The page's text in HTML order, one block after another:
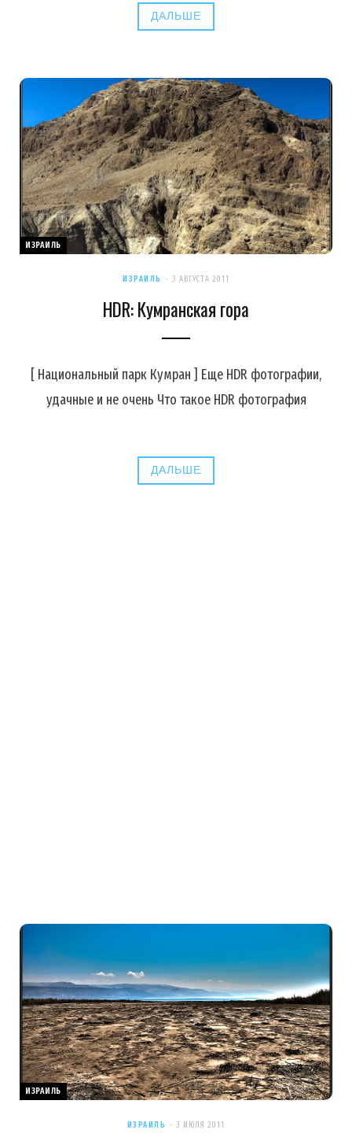
ДАЛЬШЕ
ИЗРАИЛЬ
ИЗРАИЛЬ 3 АВГУСТА 2011
HDR: Кумранская гора
[ Национальный парк Кумран ] Еще HDR фотографии,
удачные и не очень Что такое HDR фотография
ДАЛЬШЕ
ИЗРАИЛЬ
ИЗРАИЛЬ 3 ИЮЛЯ 2011